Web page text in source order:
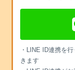
・LINE ID連携を
きます